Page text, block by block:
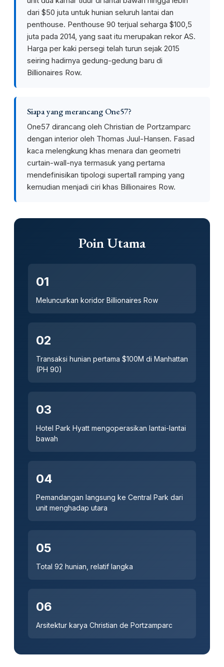
dari $50 juta untuk hunian seluruh lantai dan
penthouse. Penthouse 90 terjual seharga $100,5
juta pada 2014, yang saat itu merupakan rekor AS.
Harga per kaki persegi telah turun sejak 2015
seiring hadirnya gedung-gedung baru di
Billionaires Row.
Siapa yang merancang One57?
One57 dirancang oleh Christian de Portzamparc
dengan interior oleh Thomas Juul-Hansen. Fasad
kaca melengkung khas menara dan geometri
curtain-wall-nya termasuk yang pertama
mendefinisikan tipologi supertall ramping yang
kemudian menjadi ciri khas Billionaires Row.
Poin Utama
01
Meluncurkan koridor Billionaires Row
02
Transaksi hunian pertama $100M di Manhattan
(PH 90)
03
Hotel Park Hyatt mengoperasikan lantai-lantai
bawah
04
Pemandangan langsung ke Central Park dari
unit menghadap utara
05
Total 92 hunian, relatif langka
06
Arsitektur karya Christian de Portzamparc